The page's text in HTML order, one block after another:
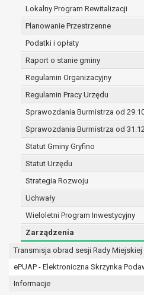
Lokalny Program Rewitalizacji
Planowanie Przestrzenne
Podatki i opłaty
Raport o stanie gminy
Regulamin Organizacyjny
Regulamin Pracy Urzędu
Sprawozdania Burmistrza od
Sprawozdania Burmistrza od
Statut Gminy Gryfino
Statut Urzędu
Strategia Rozwoju
Uchwały
Wieloletni Program Inwestycyjny
Zarządzenia
Transmisja obrad sesji Rady Miejskiej
ePUAP - Elektroniczna Skrzynka
Informacje
(merytorycznych), a
zadań zleconych
nadrzędne wobec
zawarcia i realizacji
ochrony żywotnych
wykonania zadania
interesie
sprawowania
powierzonej
w pozostałych
przetwarzane są
wcześniej
określonym w treści
W związku z
wskazanym w pkt. 3, dane
udostępniane innym
kategoriom odbiorców
Odbiorcami mogą być:
podmioty, które
osobowe w imieniu